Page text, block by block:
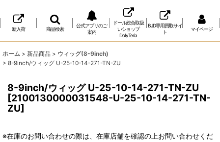
新入荷 商品検索
公式アプリのご
案内
ドール総合取扱
いショップ
DollyTeria
BJD専用買取サイ
ト
マイページ
ホーム > 新品商品 > ウィッグ(8-9inch)
> 8-9inch/ウィッグ U-25-10-14-271-TN-ZU
8-9inch/ウィッグ U-25-10-14-271-TN-ZU
[2100130000031548-U-25-10-14-271-TN-
ZU]
※在庫のお問い合わせの際は、在庫店舗を確認の上お問い合わせくだ